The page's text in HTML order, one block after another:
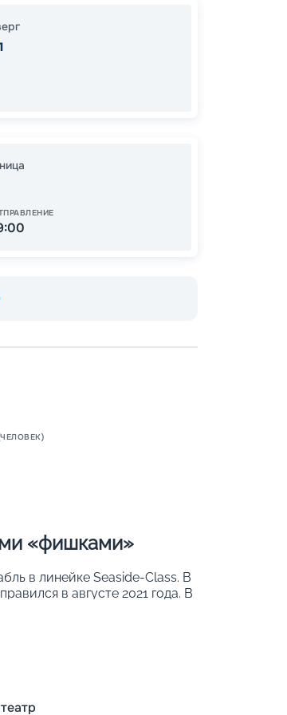
«фишками»
в линейке Seaside-Class. В
в августе 2021 года. В
балконами. Другие